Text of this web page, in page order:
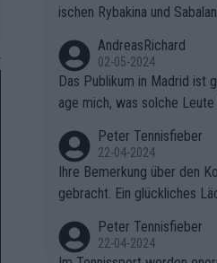
ischen Rybakina und
AndreasRichard
02-05-2024
Das Publikum in Madrid ist
age mich, was solche
ben.
Peter Tennisfieber
22-04-2024
Ihre Bemerkung über den
gebracht. Ein glückliches
Peter Tennisfieber
22-04-2024